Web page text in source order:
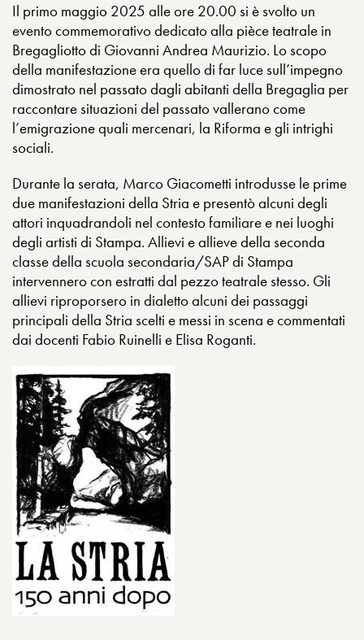
Il primo maggio 2025 alle ore 20.00 si è svolto un
evento commemorativo dedicato alla pièce teatrale in
Bregagliotto di Giovanni Andrea Maurizio. Lo scopo
della manifestazione era quello di far luce sull’impegno
dimostrato nel passato dagli abitanti della Bregaglia per
raccontare situazioni del passato vallerano come
l’emigrazione quali mercenari, la Riforma e gli intrighi
sociali.
Durante la serata, Marco Giacometti introdusse le prime
due manifestazioni della Stria e presentò alcuni degli
attori inquadrandoli nel contesto familiare e nei luoghi
degli artisti di Stampa. Allievi e allieve della seconda
classe della scuola secondaria/SAP di Stampa
intervennero con estratti dal pezzo teatrale stesso. Gli
allievi riproporsero in dialetto alcuni dei passaggi
principali della Stria scelti e messi in scena e commentati
dai docenti Fabio Ruinelli e Elisa Roganti.